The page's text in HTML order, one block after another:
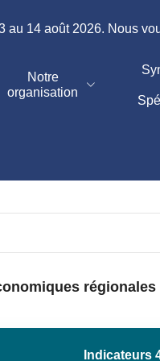
au 14 août 2026. Nous
Notre
organisation
régionales
Indicateurs